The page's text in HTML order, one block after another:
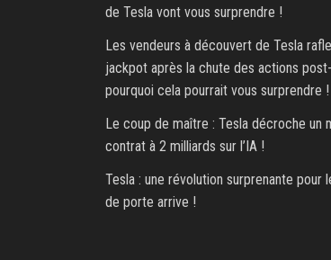
de Tesla vont vous surprendre !
Les vendeurs à découvert de Tesla
jackpot après la chute des actions
pourquoi cela pourrait vous surprendre !
Le coup de maître : Tesla décroche un
contrat à 2 milliards sur l’IA !
Tesla : une révolution surprenante pour
de porte arrive !